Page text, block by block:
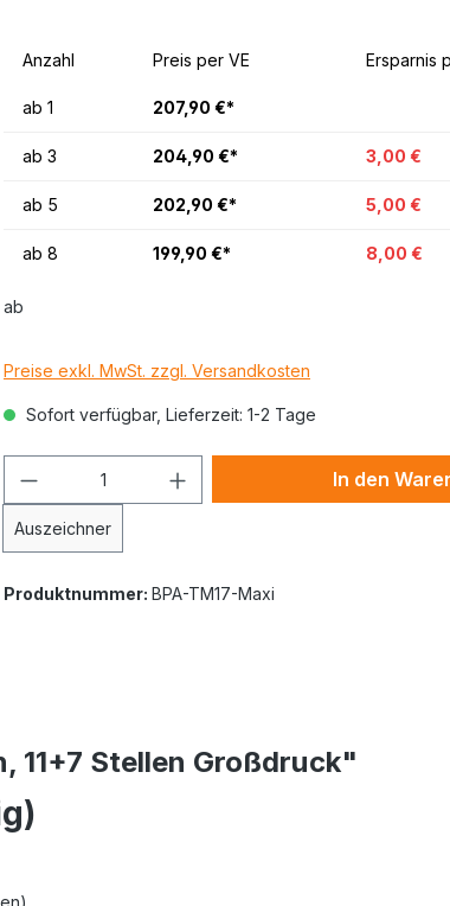
Anzahl Preis per VE Ersparnis
ab 1 207,90 €*
ab 3 204,90 €* 3,00 €
ab 5 202,90 €* 5,00 €
ab 8 199,90 €* 8,00 €
ab
Preise exkl. MwSt. zzgl. Versandkosten
Sofort verfügbar, Lieferzeit: 1-2 Tage
Auszeichner
In den
Produktnummer: BPA-TM17-Maxi
11+7 Stellen Großdruck"